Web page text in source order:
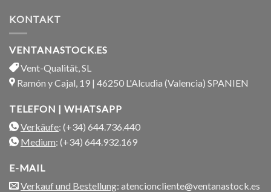
KONTAKT
VENTANASTOCK.ES
Vent-Qualität, SL
Ramón y Cajal, 19 | 46250 L'Alcudia (Valencia) SPANIEN
TELEFON | WHATSAPP
Verkäufe: (+34) 644.736.440
Medium: (+34) 644.932.169
E-MAIL
Verkauf und Bestellung: atencioncliente@ventanastock.es